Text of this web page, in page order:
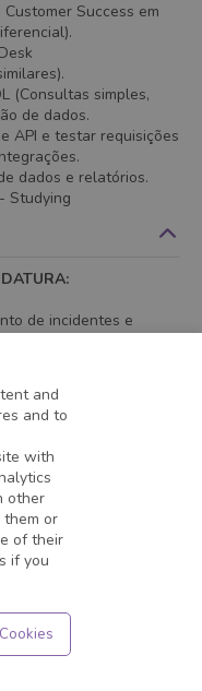
Success em
(Consultas simples,
de dados.
API e testar requisições
dados e relatórios.
- Studying
de incidentes e
RH, Recrutamento
and
and to
with
other
or
of their
if you